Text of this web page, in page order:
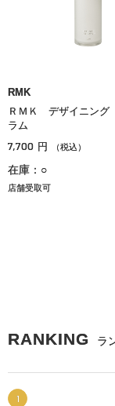
RMK
ＲＭＫ デザイニン
ラム
7,700 円 （税込）
在庫：○
店舗受取可
RANKING ラ
1